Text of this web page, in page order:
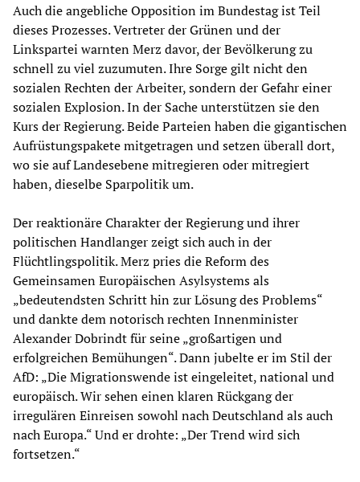
Auch die angebliche Opposition im Bundestag ist Teil
dieses Prozesses. Vertreter der Grünen und der
Linkspartei warnten Merz davor, der Bevölkerung zu
schnell zu viel zuzumuten. Ihre Sorge gilt nicht den
sozialen Rechten der Arbeiter, sondern der Gefahr einer
sozialen Explosion. In der Sache unterstützen sie den
Kurs der Regierung. Beide Parteien haben die gigantischen
Aufrüstungspakete mitgetragen und setzen überall dort,
wo sie auf Landesebene mitregieren oder mitregiert
haben, dieselbe Sparpolitik um.
Der reaktionäre Charakter der Regierung und ihrer
politischen Handlanger zeigt sich auch in der
Flüchtlingspolitik. Merz pries die Reform des
Gemeinsamen Europäischen Asylsystems als
„bedeutendsten Schritt hin zur Lösung des Problems“
und dankte dem notorisch rechten Innenminister
Alexander Dobrindt für seine „großartigen und
erfolgreichen Bemühungen“. Dann jubelte er im Stil der
AfD: „Die Migrationswende ist eingeleitet, national und
europäisch. Wir sehen einen klaren Rückgang der
irregulären Einreisen sowohl nach Deutschland als auch
nach Europa.“ Und er drohte: „Der Trend wird sich
fortsetzen.“